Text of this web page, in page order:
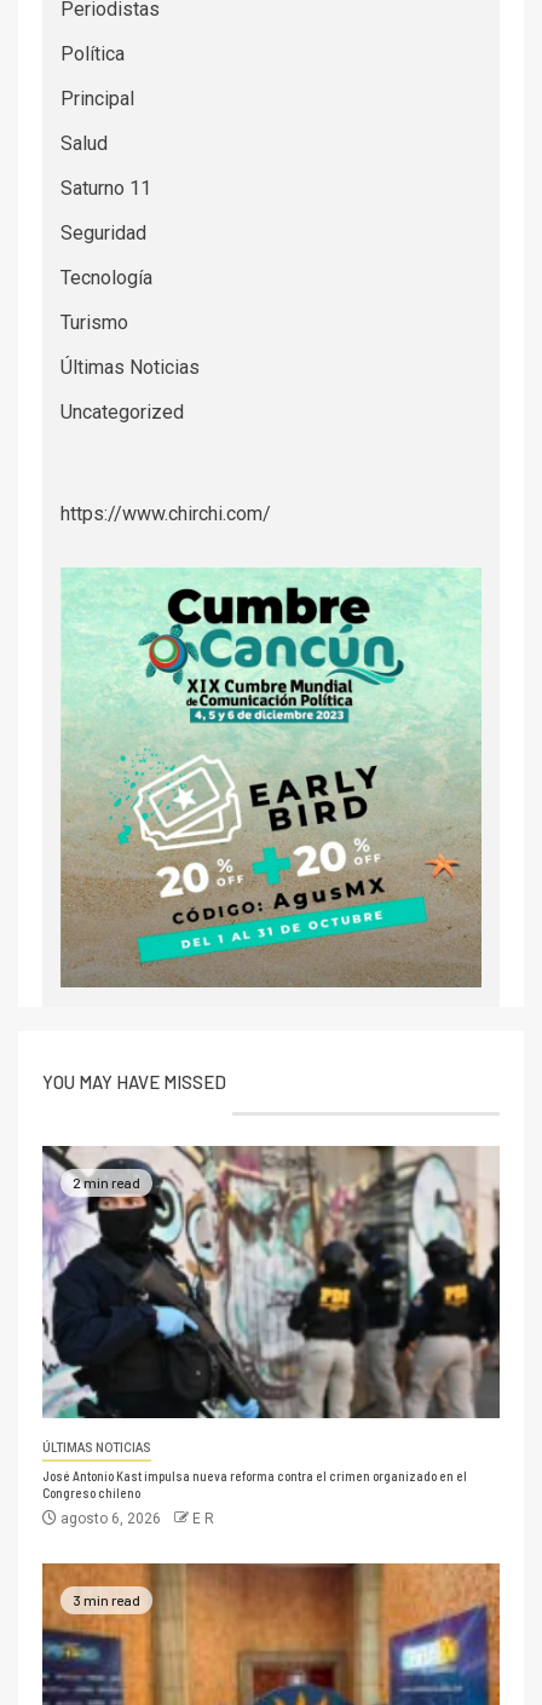
Periodistas
Política
Principal
Salud
Saturno 11
Seguridad
Tecnología
Turismo
Últimas Noticias
Uncategorized
https://www.chirchi.com/
YOU MAY HAVE MISSED
2 min read
ÚLTIMAS NOTICIAS
José Antonio Kast impulsa nueva reforma contra el crimen organizado en el
Congreso chileno
agosto 6, 2026 E R
3 min read